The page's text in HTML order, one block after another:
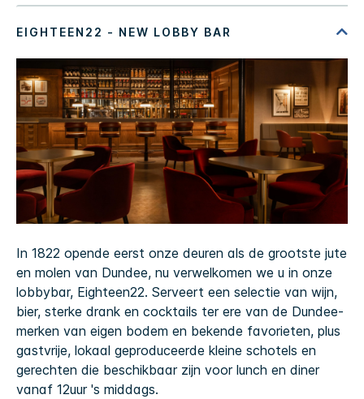
In 1822 opende eerst onze deuren als de grootste jute
en molen van Dundee, nu verwelkomen we u in onze
lobbybar, Eighteen22. Serveert een selectie van wijn,
bier, sterke drank en cocktails ter ere van de Dundee-
merken van eigen bodem en bekende favorieten, plus
gastvrije, lokaal geproduceerde kleine schotels en
gerechten die beschikbaar zijn voor lunch en diner
vanaf 12uur 's middags.